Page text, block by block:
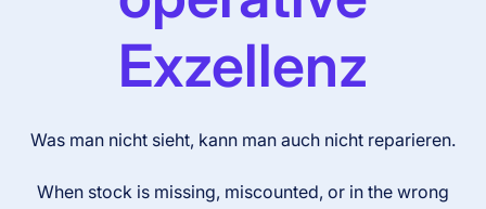
Exzellenz
Was man nicht sieht, kann man auch nicht reparieren.
When stock is missing, miscounted, or in the wrong